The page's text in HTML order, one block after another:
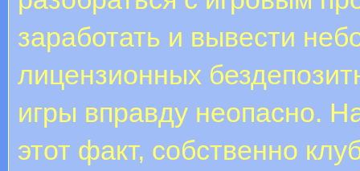
заработать и вывести
лицензионных
игры вправду неопасно.
этот факт, собственно